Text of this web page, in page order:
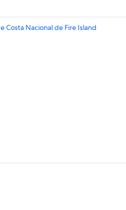
Costa Nacional de Fire Island